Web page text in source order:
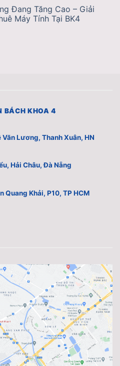
Đang Tăng Cao – Giải
Máy Tính Tại BK4
BÁCH KHOA 4
Văn Lương, Thanh Xuân, HN
Hải Châu, Đà Nẵng
Quang Khải, P10, TP HCM